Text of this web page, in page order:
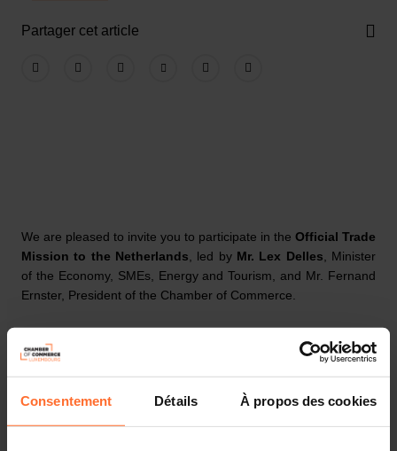
Consentement Détails À propos des cookies
Partager cet article
We are pleased to invite you to participate in the Official Trade
Mission to the Netherlands , led by Mr. Lex Delles , Minister
of the Economy, SMEs, Energy and Tourism, and Mr. Fernand
Ernster, President of the Chamber of Commerce.
ties, geographic proximity, and a strong commitment to
innovation, have built a robust and mutually beneficial
economic partnership.